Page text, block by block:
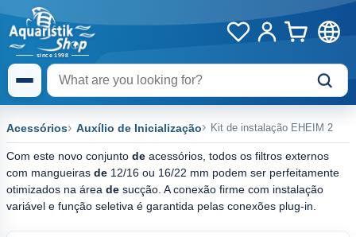
Acessórios Auxílio de Inicialização Kit de instalação EHEIM 2
Com este novo conjunto de acessórios, todos os filtros externos
com mangueiras de 12/16 ou 16/22 mm podem ser perfeitamente
otimizados na área de sucção. A conexão firme com instalação
variável e função seletiva é garantida pelas conexões plug-in.